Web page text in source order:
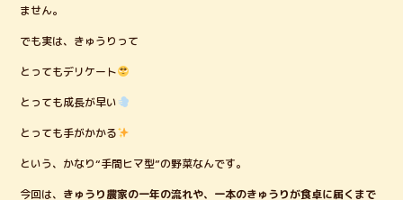
ません。
でも実は、きゅうりって
とってもデリケート
とっても成長が早い
とっても手がかかる
という、かなり“手間ヒマ型”の野菜なんです。
今回は、 きゅうり農家の一年の流れや、一本のきゅうりが食卓に届くまで